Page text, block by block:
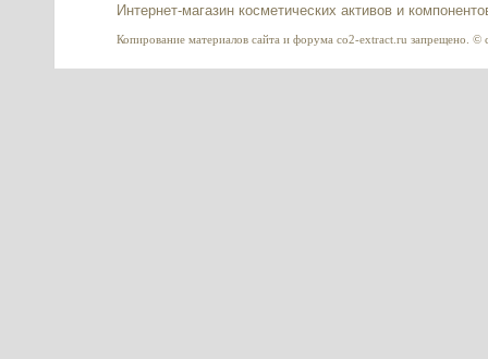
для роста волос, Sederma,
Интернет-магазин косметических активов и
Копирование материалов сайта и форума co2-extract.ru запрещено.